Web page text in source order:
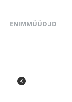
ENIMMÜÜDUD